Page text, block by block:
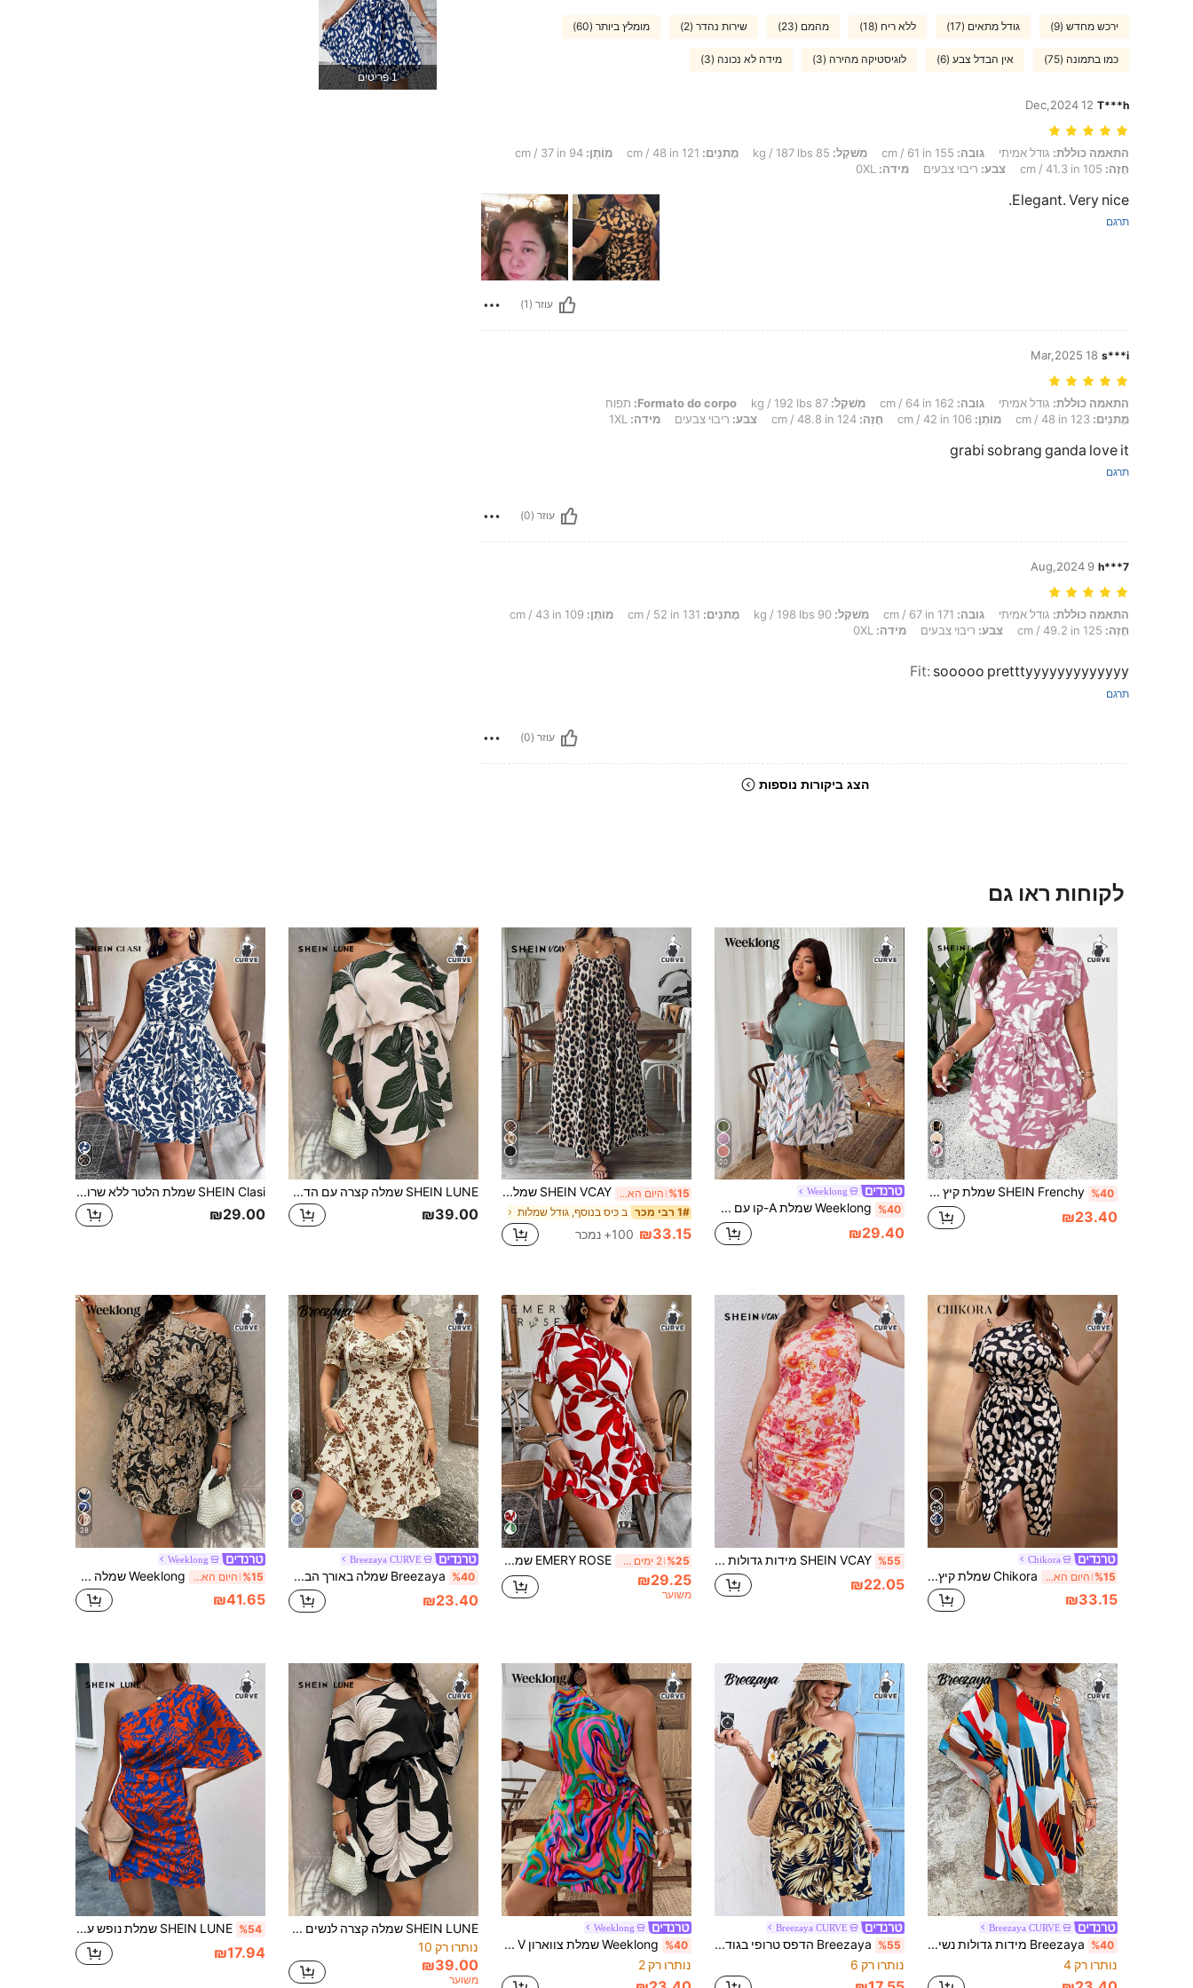
ירכש מחדש (9) גודל מתאים (17) ללא ריח (18) מהמם (23) שירות נהדר (2) מומלץ ביותר (60)
כמו בתמונה (75) אין הבדל צבע (6) לוגיסטיקה מהירה (3) מידה לא נכונה (3)
T***h
12 Dec,2024
התאמה כוללת: גודל אמיתי, גובה: 155 cm / 61 in, מִשׁקָל: 85 kg / 187 lbs, מָתנַיִם: 121 cm / 48 in, מוֹתֶן: 94 cm / 37 in, חָזֶה: 105 cm / 41.3 in, צבע: ריבוי צבעים, מידה: 0XL
התאמה כוללת: גודל אמיתי גובה: מִשׁקָל: מָתנַיִם: מוֹתֶן:
חָזֶה:
צבע: ריבוי צבעים מידה:
Elegant. Very nice.
תרגם
עוזר (1)
s***i
18 Mar,2025
התאמה כוללת: גודל אמיתי, גובה: 162 cm / 64 in, מִשׁקָל: 87 kg / 192 lbs, Formato do corpo: תפוח, מָתנַיִם: 123 cm / 48 in, מוֹתֶן: 106 cm / 42 in, חָזֶה: 124 cm / 48.8 in, צבע: ריבוי צבעים, מידה: 1XL
התאמה כוללת: גודל אמיתי גובה: מִשׁקָל: Formato do corpo: תפוח
מָתנַיִם:
מוֹתֶן: חָזֶה: צבע: ריבוי צבעים מידה:
grabi sobrang ganda love it
תרגם
עוזר (0)
h***7
9 Aug,2024
התאמה כוללת: גודל אמיתי, גובה: 171 cm / 67 in, מִשׁקָל: 90 kg / 198 lbs, מָתנַיִם: 131 cm / 52 in, מוֹתֶן: 109 cm / 43 in, חָזֶה: 125 cm / 49.2 in, צבע: ריבוי צבעים, מידה: 0XL
התאמה כוללת: גודל אמיתי גובה: מִשׁקָל: מָתנַיִם: מוֹתֶן:
חָזֶה:
צבע: ריבוי צבעים מידה:
Fit: sooooo pretttyyyyyyyyyyyyy
תרגם
עוזר (0)
הצג ביקורות נוספות
4.89
2.4K
1 פריטים
לקוחות ראו גם
4
%40 SHEIN Frenchy שמלת קיץ לחופשה במידות גדולות עם שרוולי עטלף וצווארון V עם קשירה במותניים
₪23.40
20
Weeklong
%40 Weeklong שמלת A-קו עם שוליים צבעוניים, כתף וקשירה, לחופשה במידות גדולות לנשים
₪29.40
5
%15 היום האחרון SHEIN VCAY שמלת סליפ למסיבה מזדמנת עם הדפס נמר לנשים במידות גדולות
1# רבי מכר ב כִּיס בנוסף, גודל שמלות
₪33.15 100+ נמכר
SHEIN LUNE שמלה קצרה עם הדפס פרחוני אחיד, כתפיים אסימטריות, לחופשת אביב/קיץ לנשים, מידות גדולות
₪39.00
SHEIN Clasi שמלת הלטר ללא שרוולים הדפסת צמחים לנשים במידות גדולות, לחופשה
₪29.00
6
Chikora
%15 היום האחרון Chikora שמלת קיץ אלגנטית עם הדפס נמר ועטיפה, מידות גדולות, עסקים מזדמנים
₪33.15
%55 SHEIN VCAY מידות גדולות הדפס פרחוני כתף אחת שמלת חוף עם מותניים שרוכים
₪22.05
%25 2 ימים אחרונים EMERY ROSE שמלה עם שרוול נפוח עם הדפס פרחוני לנשים במידות גדולות, מתאימה לחופשה
₪29.25
משוער
6
Breezaya CURVE
%40 Breezaya שמלה באורך הברך עם צווארון חפתים פרחוני וצווארון לב לנשים במידות גדולות
₪23.40
28
Weeklong
%15 היום האחרון Weeklong שמלה קצרה לנשים במידה גדולה, אביב/קיץ, לחופשה, כתף אסימטרית, מותניים צמודות, צבע אחיד, הדפס פרחים גדול
₪41.65
Breezaya CURVE
%40
Breezaya מידות גדולות נשים דפוס גיאומטרי חג מזדמן צבעוני צוואר אסימטרי צוואר מתכת אבזם דקור שמלה קצרה
נותרו רק 4
Breezaya CURVE
%55
Breezaya הדפס טרופי בגודל פלוס כתף אחת עם קשר דקור שמלת שולי שולי
נותרו רק 6
Weeklong
%40
Weeklong שמלת צווארון V עם פפיון לנשים במידות גדולות, לבוש לחופשה/חוף
נותרו רק 2
SHEIN LUNE שמלה קצרה לנשים במידה גדולה, אביב/קיץ, לחופשה, כתף אחת, הדגשת מותניים, צבע אחיד, הדפס פרחים גדול
נותרו רק 10
₪39.00
משוער
%54 SHEIN LUNE שמלת נופש עם הדפס טרופי בגודל פלוס באורך כתפיים עיטוף באורך הברך
₪17.94